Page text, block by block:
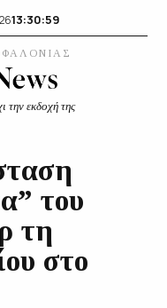
13:31:00
την εκδοχή της
του
τη
στο